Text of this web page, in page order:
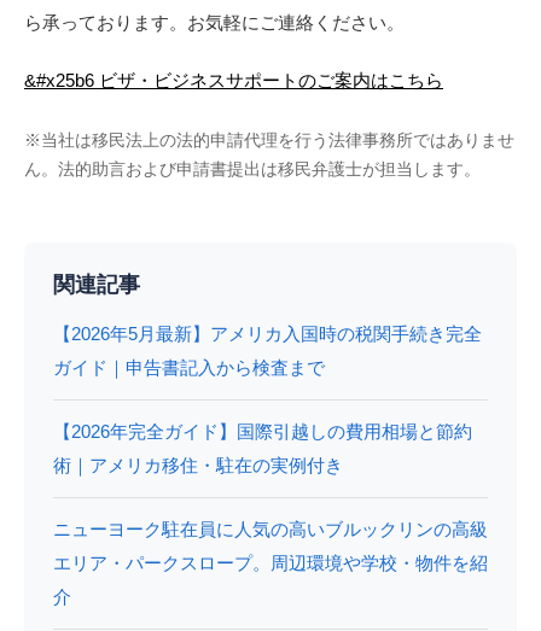
ら承っております。お気軽にご連絡ください。
&#x25b6 ビザ・ビジネスサポートのご案内はこちら
※当社は移民法上の法的申請代理を行う法律事務所ではありませ
ん。法的助言および申請書提出は移民弁護士が担当します。
関連記事
【2026年5月最新】アメリカ入国時の税関手続き完全
ガイド｜申告書記入から検査まで
【2026年完全ガイド】国際引越しの費用相場と節約
術｜アメリカ移住・駐在の実例付き
ニューヨーク駐在員に人気の高いブルックリンの高級
エリア・パークスロープ。周辺環境や学校・物件を紹
介